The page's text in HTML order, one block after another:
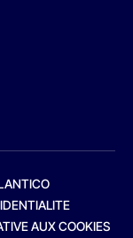
AUX COOKIES